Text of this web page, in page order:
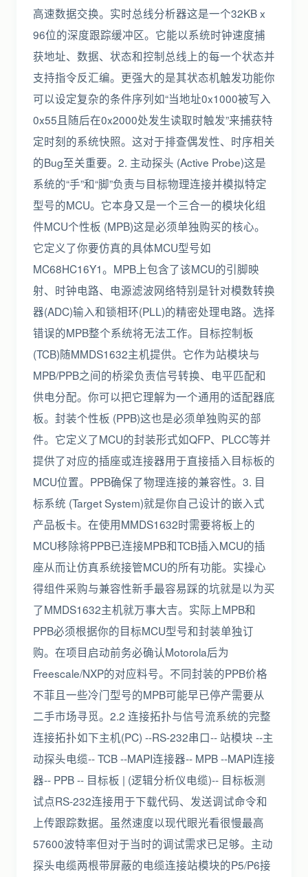
高速数据交换。实时总线分析器这是一个32KB x
96位的深度跟踪缓冲区。它能以系统时钟速度捕
获地址、数据、状态和控制总线上的每一个状态并
支持指令反汇编。更强大的是其状态机触发功能你
可以设定复杂的条件序列如“当地址0x1000被写入
0x55且随后在0x2000处发生读取时触发”来捕获特
定时刻的系统快照。这对于排查偶发性、时序相关
的Bug至关重要。2. 主动探头 (Active Probe)这是
系统的“手”和“脚”负责与目标物理连接并模拟特定
型号的MCU。它本身又是一个三合一的模块化组
件MCU个性板 (MPB)这是必须单独购买的核心。
它定义了你要仿真的具体MCU型号如
MC68HC16Y1。MPB上包含了该MCU的引脚映
射、时钟电路、电源滤波网络特别是针对模数转换
器(ADC)输入和锁相环(PLL)的精密处理电路。选择
错误的MPB整个系统将无法工作。目标控制板
(TCB)随MMDS1632主机提供。它作为站模块与
MPB/PPB之间的桥梁负责信号转换、电平匹配和
供电分配。你可以把它理解为一个通用的适配器底
板。封装个性板 (PPB)这也是必须单独购买的部
件。它定义了MCU的封装形式如QFP、PLCC等并
提供了对应的插座或连接器用于直接插入目标板的
MCU位置。PPB确保了物理连接的兼容性。3. 目
标系统 (Target System)就是你自己设计的嵌入式
产品板卡。在使用MMDS1632时需要将板上的
MCU移除将PPB已连接MPB和TCB插入MCU的插
座从而让仿真系统接管MCU的所有功能。实操心
得组件采购与兼容性新手最容易踩的坑就是以为买
了MMDS1632主机就万事大吉。实际上MPB和
PPB必须根据你的目标MCU型号和封装单独订
购。在项目启动前务必确认Motorola后为
Freescale/NXP的对应料号。不同封装的PPB价格
不菲且一些冷门型号的MPB可能早已停产需要从
二手市场寻觅。2.2 连接拓扑与信号流系统的完整
连接拓扑如下主机(PC) --RS-232串口-- 站模块 --主
动探头电缆-- TCB --MAPI连接器-- MPB --MAPI连接
器-- PPB -- 目标板 | (逻辑分析仪电缆)-- 目标板测
试点RS-232连接用于下载代码、发送调试命令和
上传跟踪数据。虽然速度以现代眼光看很慢最高
57600波特率但对于当时的调试需求已足够。主动
探头电缆两根带屏蔽的电缆连接站模块的P5/P6接